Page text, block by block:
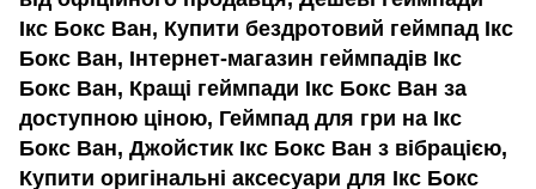
Ікс Бокс Ван, Купити бездротовий геймпад Ікс
Бокс Ван, Інтернет-магазин геймпадів Ікс
Бокс Ван, Кращі геймпади Ікс Бокс Ван за
доступною ціною, Геймпад для гри на Ікс
Бокс Ван, Джойстик Ікс Бокс Ван з вібрацією,
Купити оригінальні аксесуари для Ікс Бокс